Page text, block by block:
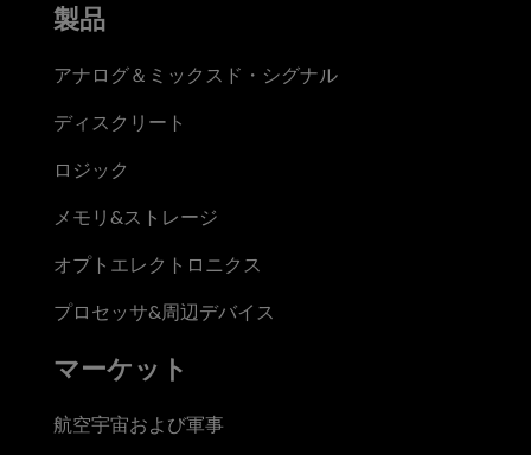
製品
アナログ＆ミックスド・シグナル
ディスクリート
ロジック
メモリ&ストレージ
オプトエレクトロニクス
プロセッサ&周辺デバイス
マーケット
航空宇宙および軍事